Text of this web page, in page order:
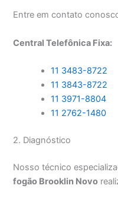
Entre em contato
Central Telefônica Fixa:
11 3483-8722
11 3843-8722
11 3971-8804
11 2762-1480
2. Diagnóstico
Nosso técnico
fogão Brooklin Novo